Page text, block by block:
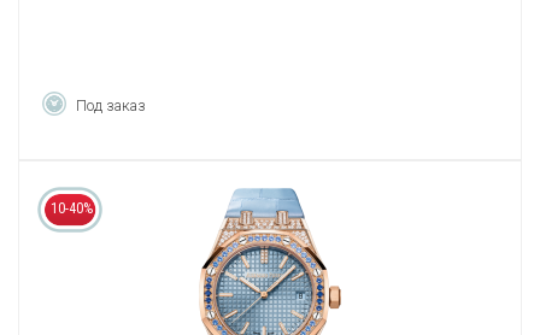
Под заказ
10-40%